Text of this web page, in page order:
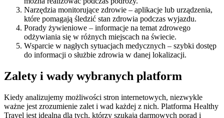
Narzędzia monitorujące zdrowie – aplikacje lub urządzenia,
które pomagają śledzić stan zdrowia podczas wyjazdu.
Porady żywieniowe – informacje na temat zdrowego
odżywiania się w różnych miejscach na świecie.
Wsparcie w nagłych sytuacjach medycznych – szybki dostęp
do informacji o służbie zdrowia w danej lokalizacji.
Zalety i wady wybranych platform
Kiedy analizujemy możliwości stron internetowych, niezwykle
ważne jest zrozumienie zalet i wad każdej z nich. Platforma Healthy
Travel jest idealna dla tych, którzy szukają darmowych porad i